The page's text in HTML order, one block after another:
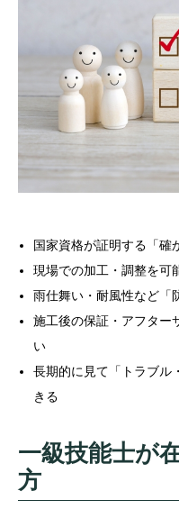
国家資格が証明する「確
現場での加工・調整を可
雨仕舞い・耐風性など「
施工後の保証・アフター
い
長期的に見て「トラブル
きる
一級技能士が
方